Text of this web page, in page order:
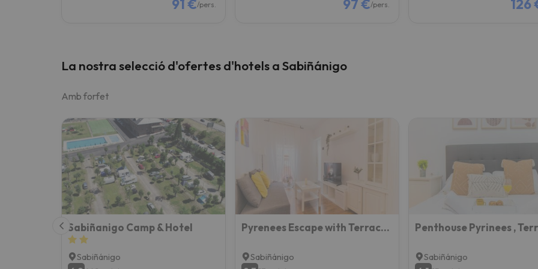
91 €/pers. 97 €/pers. 126
La nostra selecció d'ofertes d'hotels a Sabiñánigo
Amb forfet
Sabiñanigo Camp & Hotel
Sabiñánigo
Pyrenees Escape with Terrace and BBQ
Sabiñánigo
Sabiñánigo